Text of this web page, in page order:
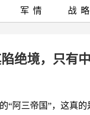
绝境，只有中
阿三帝国”，这真的
军情 战略